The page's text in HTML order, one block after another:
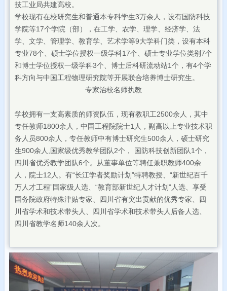
技工业局共建高校。
学校现有在校研究生和普通本专科学生3万余人，设有国防科技
学院等17个学院（部），在工学、农学、理学、经济学、法
学、文学、管理学、教育学、艺术学等9大学科门类，设有本科
专业78个、硕士学位授权一级学科17个、硕士专业学位类别7个
和博士学位授权一级学科3个、博士后科研流动站1个，有4个学
科方向与中国工程物理研究院等开展联合培养博士研究生。
专家治校名师执教
学校拥有一支高素质的师资队伍，现有教职工2500余人，其中
专任教师1800余人，中国工程院院士1人，副高以上专业技术职
务人员800余人，专任教师中有博士研究生500余人，硕士研究
生900余人,国家级优秀教学团队2个， 国防科技创新团队1个，
四川省优秀教学团队6个。从董事单位等聘任兼职教师400余
人，院士12人。有“长江学者奖励计划”特聘教授、“新世纪百千
万人才工程”国家级人选、“教育部新世纪人才计划”人选、享受
国务院政府特殊津贴专家、四川省有突出贡献的优秀专家、四
川省学术和技术带头人、四川省学术和技术带头人后备人选、
四川省教学名师140余人次。